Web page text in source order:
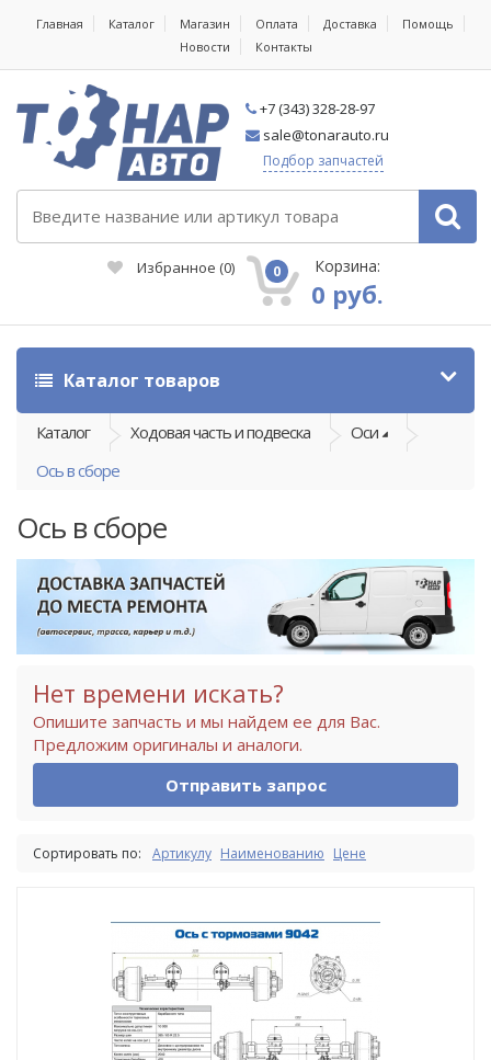
Главная Каталог Магазин Оплата Доставка
Помощь
Новости
Контакты
+7 (343) 328-28-97
sale@tonarauto.ru
Подбор запчастей
Избранное (0) 0 Корзина:
0 руб.
Каталог товаров
Каталог Ходовая часть и подвеска
Оси
Ось в сборе
Ось в сборе
Нет времени искать?
Опишите запчасть и мы найдем ее для Вас.
Предложим оригиналы и аналоги.
Отправить запрос
Сортировать по: Артикулу Наименованию Цене